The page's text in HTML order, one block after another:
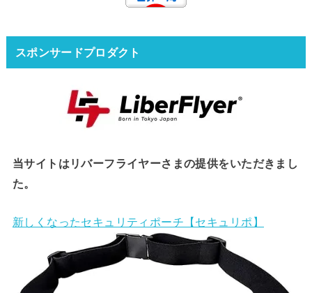
スポンサードプロダクト
当サイトはリバーフライヤーさまの提供をいただきまし
た。
新しくなったセキュリティポーチ【セキュリポ】